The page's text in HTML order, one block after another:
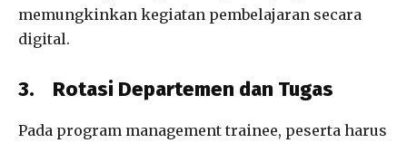
memungkinkan kegiatan pembelajaran secara
digital.
3. Rotasi Departemen dan Tugas
Pada program management trainee, peserta harus